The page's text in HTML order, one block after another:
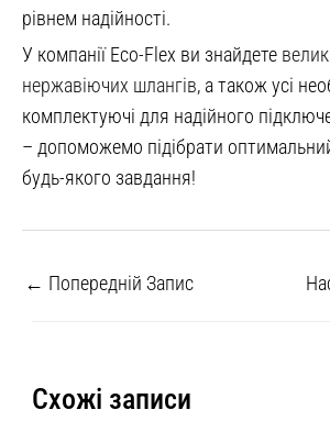
рівнем надійності.
У компанії Eco-Flex ви знайдете
нержавіючих шлангів, а також усі
комплектуючі для надійного
– допоможемо підібрати
будь-якого завдання!
← Попередній Запис
Схожі записи